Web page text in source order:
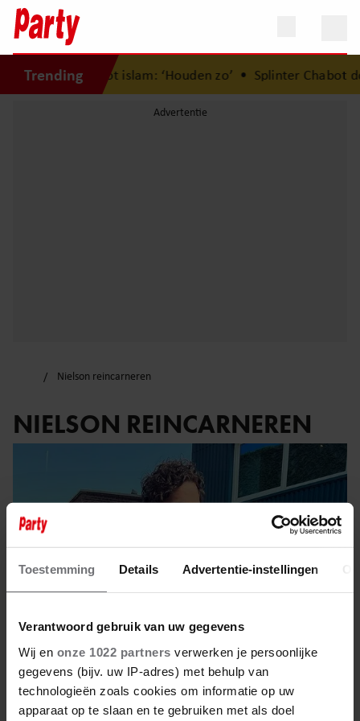
Toestemming Details Advertentie-instellingen
Verantwoord gebruik van uw gegevens
Wij en onze 1022 partners verwerken je persoonlijke
gegevens (bijv. uw IP-adres) met behulp van
technologieën zoals cookies om informatie op uw
apparaat op te slaan en te gebruiken met als doel
Trending
Donny tot islam: ‘Houden zo’•Splinter Chabot
Nielson reincarneren
NIELSON REINCARNEREN
22 januari 2024